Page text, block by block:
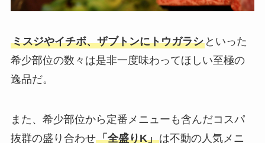
ミスジやイチボ、ザブトンにトウガラシといった
希少部位の数々は是非一度味わってほしい至極の
逸品だ。
また、希少部位から定番メニューも含んだコスパ
抜群の盛り合わせ「全盛りK」は不動の人気メニ